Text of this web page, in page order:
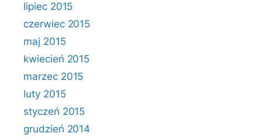
lipiec 2015
czerwiec 2015
maj 2015
kwiecień 2015
marzec 2015
luty 2015
styczeń 2015
grudzień 2014